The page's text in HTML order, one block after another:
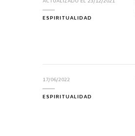
ESPIRITUALIDAD
17/06/2022
ESPIRITUALIDAD